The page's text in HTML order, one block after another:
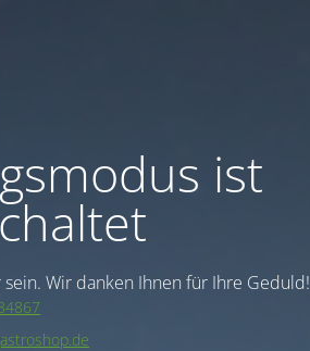
ist
Wir danken Ihnen für Ihre Geduld!